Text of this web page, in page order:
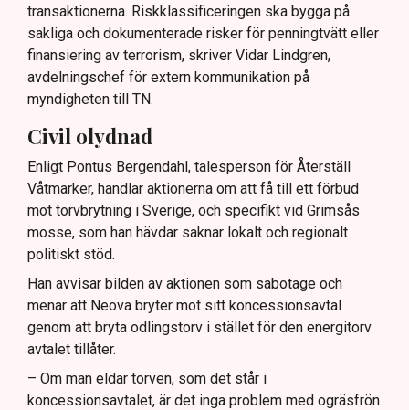
transaktionerna. Riskklassificeringen ska bygga på
sakliga och dokumenterade risker för penningtvätt eller
finansiering av terrorism, skriver Vidar Lindgren,
avdelningschef för extern kommunikation på
myndigheten till TN.
Civil olydnad
Enligt Pontus Bergendahl, talesperson för Återställ
Våtmarker, handlar aktionerna om att få till ett förbud
mot torvbrytning i Sverige, och specifikt vid Grimsås
mosse, som han hävdar saknar lokalt och regionalt
politiskt stöd.
Han avvisar bilden av aktionen som sabotage och
menar att Neova bryter mot sitt koncessionsavtal
genom att bryta odlingstorv i stället för den energitorv
avtalet tillåter.
– Om man eldar torven, som det står i
koncessionsavtalet, är det inga problem med ogräsfrön